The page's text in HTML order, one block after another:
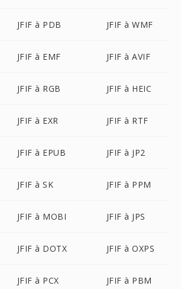
JFIF à PDB JFIF à WMF
JFIF à EMF JFIF à AVIF
JFIF à RGB JFIF à HEIC
JFIF à EXR JFIF à RTF
JFIF à EPUB JFIF à JP2
JFIF à SK JFIF à PPM
JFIF à MOBI JFIF à JPS
JFIF à DOTX JFIF à OXPS
JFIF à PCX JFIF à PBM